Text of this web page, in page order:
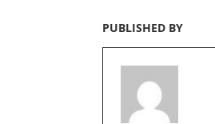
PUBLISHED BY